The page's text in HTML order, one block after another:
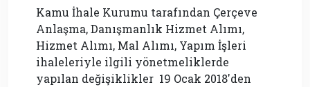
Kamu İhale Kurumu tarafından Çerçeve
Anlaşma, Danışmanlık Hizmet Alımı,
Hizmet Alımı, Mal Alımı, Yapım İşleri
ihaleleriyle ilgili yönetmeliklerde
yapılan değişiklikler 19 Ocak 2018'den